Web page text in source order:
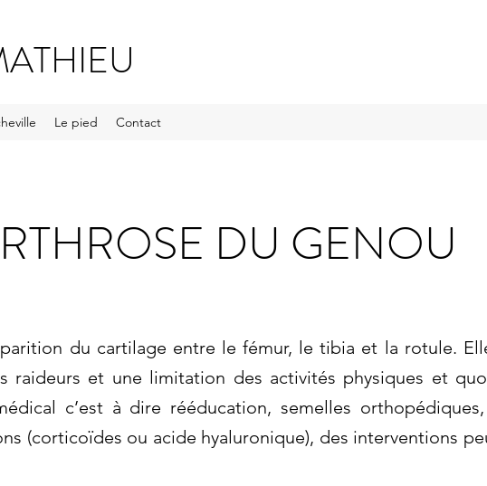
Le pied Contact
DU GENOU
du cartilage entre le fémur, le tibia et la rotule.
raideurs et une limitation des activités physiques et
c’est à dire rééducation, semelles
(corticoïdes ou acide hyaluronique), des interventions